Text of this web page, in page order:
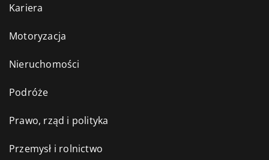
Kariera
Motoryzacja
Nieruchomości
Podróże
Prawo, rząd i polityka
Przemysł i rolnictwo